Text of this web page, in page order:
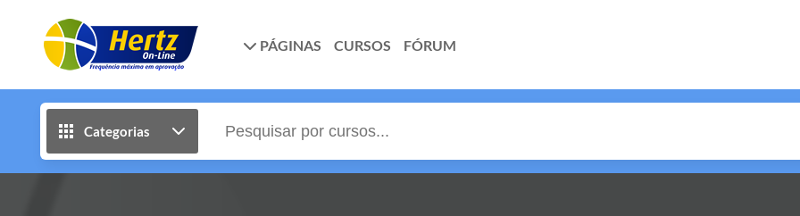
PÁGINAS CURSOS FÓRUM
Categorias